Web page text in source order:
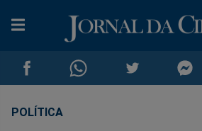
CompartilharCompartilhar
POLÍTICA